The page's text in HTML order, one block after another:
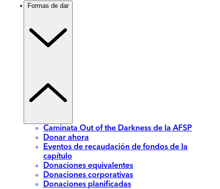
Formas de dar
Caminata Out of the Darkness de la AFSP
Donar ahora
Eventos de recaudación de fondos de la
capítulo
Donaciones equivalentes
Donaciones corporativas
Donaciones planificadas